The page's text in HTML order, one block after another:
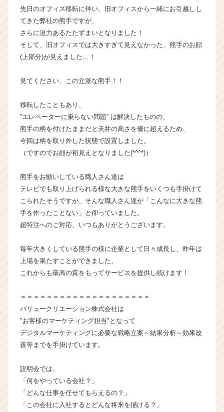
社
の
タ
イ
ム
イ
ン】
ン
チ
ャ
ー・
企
業
か
ら
ス
ウ
ト
が
届
就
活
サ
ト
チ
ャ
リ
ア
先日のオフィス移転に伴い、旧オフィスから一緒にお引越しし
てきた弊社の熊手ですが、
さらに迫力あるたたずまいとなりました！
そして、旧オフィスでは大きすぎて見えなかった、熊手のお顔
(上部分)が見えました…！
見てください、この立派な熊手！！
移転したこともあり、
”エレベーターに乗らない問題” は解決したものの、
熊手の柄を付けたままだと天井の高さを優に超えるため、
今回は柄を取り外した状態で設置しました。
（ですのでお顔が初見えとなりました(*^^*)）
熊手をお願いしている職人さん達は
テレビでも取り上げられる様な大きな熊手をいくつも手掛けて
こられたそうですが、そんな職人さん達が「こんなに大きな熊
手を作ったことない」と仰っていました。
超特注へのご対応、いつもありがとうございます。
毎年大きくしている熊手の様に企業として日々成長し、昨年は
上場を果たすことができました。
これからも最高の質をもってサービスを提供し続けます！
＝＝＝＝＝＝＝＝＝＝＝＝＝＝＝＝＝＝＝＝
バリュークリエーション株式会社は
"お客様のマーケティング担当"となって
デジタルマーケティングに必要な戦略立案～結果分析～効果改
善等までを手掛けています。
説明会では、
「何をやっている会社？」
「どんな仕事を任せてもらえるの？」
「この会社に入社するとどんな将来を描ける？」